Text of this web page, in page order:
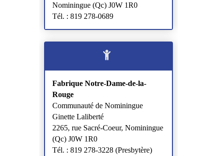
Nominingue (Qc) J0W 1R0
Tél. : 819 278-0689
Fabrique Notre-Dame-de-la-
Rouge
Communauté de Nominingue
Ginette Laliberté
2265, rue Sacré-Coeur, Nominingue
(Qc) J0W 1R0
Tél. : 819 278-3228 (Presbytère)